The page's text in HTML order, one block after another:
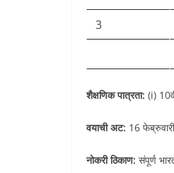
3
शैक्षणिक पात्रता: (i)
वयाची अट: 16
नोकरी ठिकाण: संपूर्ण